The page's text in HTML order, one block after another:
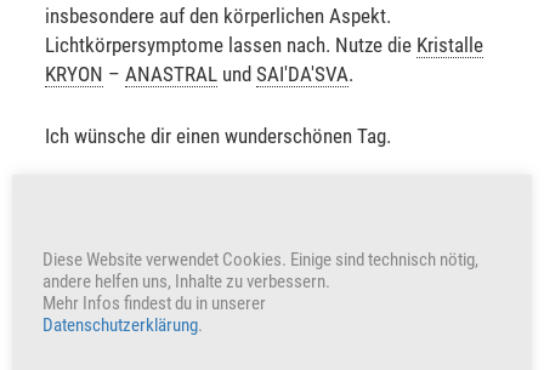
insbesondere auf den körperlichen Aspekt.
Lichtkörpersymptome lassen nach. Nutze die Kristalle
KRYON –ANASTRAL undSAI'DA'SVA.
Ich wünsche dir einen wunderschönen Tag.
+377 Herzen freuen auch uns
Diese Website verwendet Cookies. Einige sind technisch nötig,
andere helfen uns, Inhalte zu verbessern.
Mehr Infos findest du in unserer
Datenschutzerklärung.